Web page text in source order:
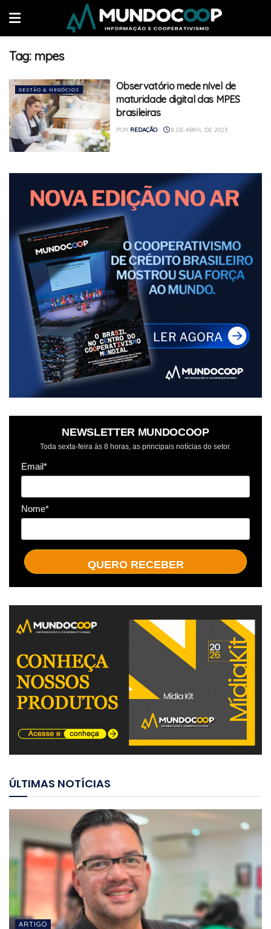
Tag: mpes
GESTÃO & NEGÓCIOS
Observatório mede nível de
maturidade digital das MPES
brasileiras
POR REDAÇÃO 8 DE ABRIL DE 2023
NEWSLETTER MUNDOCOOP
Toda sexta-feira às 8 horas, as principais notícias do setor.
Email*
Nome*
QUERO RECEBER
ÚLTIMAS NOTÍCIAS
ARTIGO